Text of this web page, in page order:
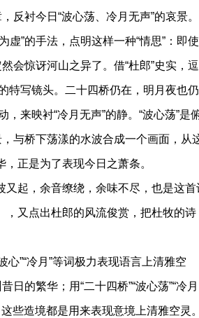
反衬今日“波心荡、冷月无声”的哀景。
”的手法，点明这样一种“情思”：即使
会惊讶河山之异了。借“杜郎”史实，逗
特写镜头。二十四桥仍在，明月夜也仍
来映衬“冷月无声”的静。“波心荡”是
与桥下荡漾的水波合成一个画面，从
正是为了表现今日之萧条。
起，余音缭绕，余味不尽，也是这首
，又点出杜郎的风流俊赏，把杜牧的诗
”“冷月”等词极力表现语言上清雅空
的繁华；用“二十四桥”“波心荡”“冷月
些造境都是用来表现意境上清雅空灵。